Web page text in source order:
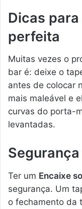
Dicas
perfeita
Muitas vezes o
bar é: deixe o
antes de colocar
mais maleável e
curvas do porta-
levantadas.
Ter um Encaixe
segurança. Um
o fechamento da